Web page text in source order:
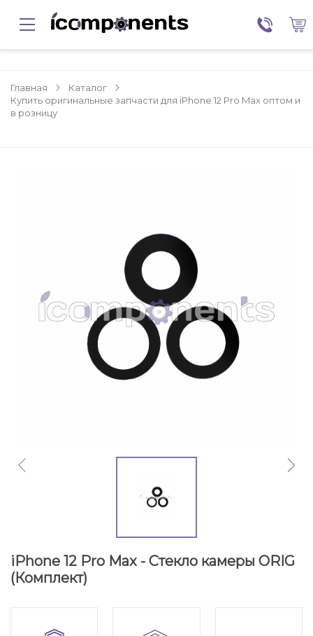
Главная
Каталог
Купить оригинальные запчасти для iPhone 12 Pro Max оптом и
в розницу
iPhone 12 Pro Max - Стекло камеры ORIG
(Комплект)